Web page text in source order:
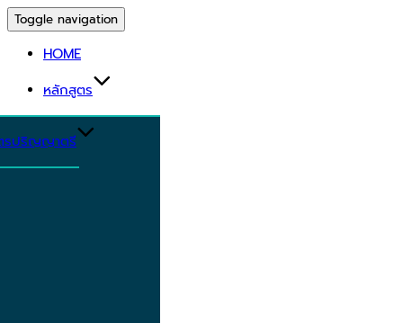
Toggle navigation
HOME
หลักสูตร
รปริญญาตรี